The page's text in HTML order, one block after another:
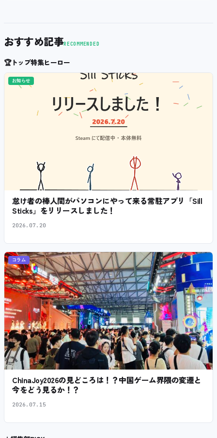
おすすめ記事RECOMMENDED
🏆トップ特集ヒーロー
お知らせ
怠け者の棒人間がパソコンにやって来る常駐アプリ「Sill
Sticks」をリリースしました！
2026.07.20
コラム
ChinaJoy2026の見どころは！？中国ゲーム界隈の変遷と
今をどう見るか！？
2026.07.15